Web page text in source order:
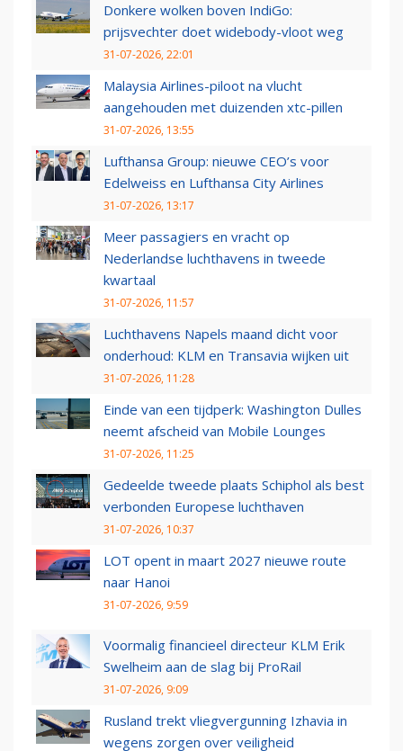
Donkere wolken boven IndiGo:
prijsvechter doet widebody-vloot weg
31-07-2026, 22:01
Malaysia Airlines-piloot na vlucht
aangehouden met duizenden xtc-pillen
31-07-2026, 13:55
Lufthansa Group: nieuwe CEO’s voor
Edelweiss en Lufthansa City Airlines
31-07-2026, 13:17
Meer passagiers en vracht op
Nederlandse luchthavens in tweede
kwartaal
31-07-2026, 11:57
Luchthavens Napels maand dicht voor
onderhoud: KLM en Transavia wijken uit
31-07-2026, 11:28
Einde van een tijdperk: Washington Dulles
neemt afscheid van Mobile Lounges
31-07-2026, 11:25
Gedeelde tweede plaats Schiphol als best
verbonden Europese luchthaven
31-07-2026, 10:37
LOT opent in maart 2027 nieuwe route
naar Hanoi
31-07-2026, 9:59
Voormalig financieel directeur KLM Erik
Swelheim aan de slag bij ProRail
31-07-2026, 9:09
Rusland trekt vliegvergunning Izhavia in
wegens zorgen over veiligheid